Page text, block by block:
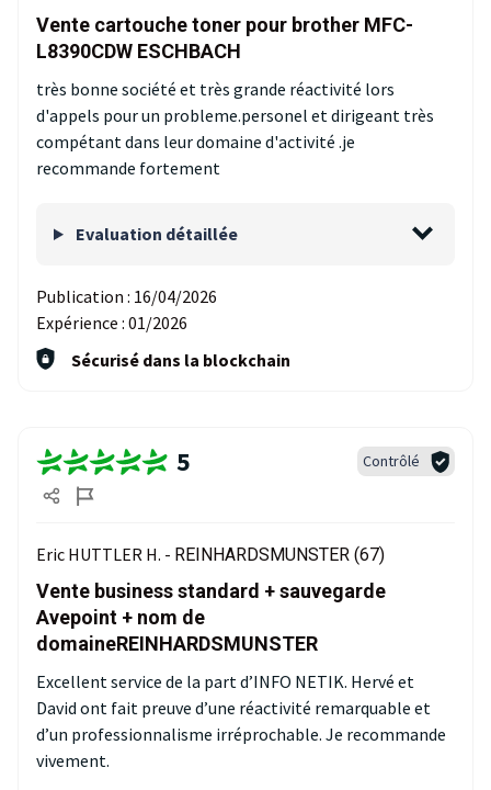
Vente cartouche toner pour brother MFC-
L8390CDW ESCHBACH
très bonne société et très grande réactivité lors
d'appels pour un probleme.personel et dirigeant très
compétant dans leur domaine d'activité .je
recommande fortement
Evaluation détaillée
Publication : 16/04/2026
Expérience : 01/2026
Sécurisé dans la blockchain
5 Contrôlé
Eric HUTTLER H. - REINHARDSMUNSTER (67)
Vente business standard + sauvegarde
Avepoint + nom de
domaineREINHARDSMUNSTER
Excellent service de la part d’INFO NETIK. Hervé et
David ont fait preuve d’une réactivité remarquable et
d’un professionnalisme irréprochable. Je recommande
vivement.